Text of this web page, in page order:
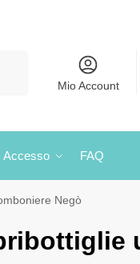
Mio Account
Accesso FAQ
Negò